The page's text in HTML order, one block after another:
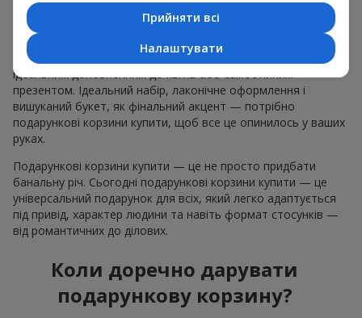
обмаль, у нас є для вас чудове перевірене рішення: ви
можете набір подарункові корзини купити. Подарункова
корзина з вишуканими смаколиками до свята, фруктами,
смачним чаєм чи, навіть, алкогольними напоями стає
ідеальним доповненням до квітів або самостійним
презентом. Ідеальний набір, лаконічне оформлення і
вишуканий букет, як фінальний акцент — потрібно
подарункові корзини купити, щоб все це опинилось у ваших
руках.
Подарункові корзини купити — це не просто придбати
банальну річ. Сьогодні подарункові корзини купити — це
універсальний подарунок для всіх, який легко адаптується
під привід, характер людини та навіть формат стосунків —
від романтичних до ділових.
Коли доречно дарувати
подарункову корзину?
Прийняти всі
Налаштувати